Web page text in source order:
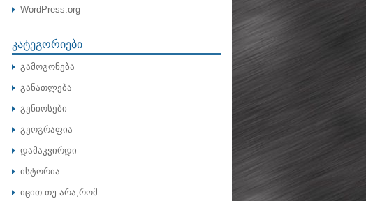
WordPress.org
ᲙᲐᲢᲔᲒᲝᲠᲘᲔᲑᲘ
გამოგონება
განათლება
გენიოსები
გეოგრაფია
დამაკვირდი
ისტორია
იცით თუ არა,რომ